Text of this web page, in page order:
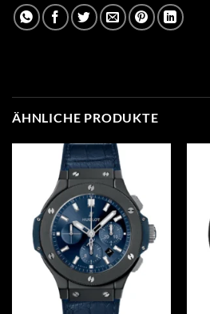
ÄHNLICHE PRODUKTE